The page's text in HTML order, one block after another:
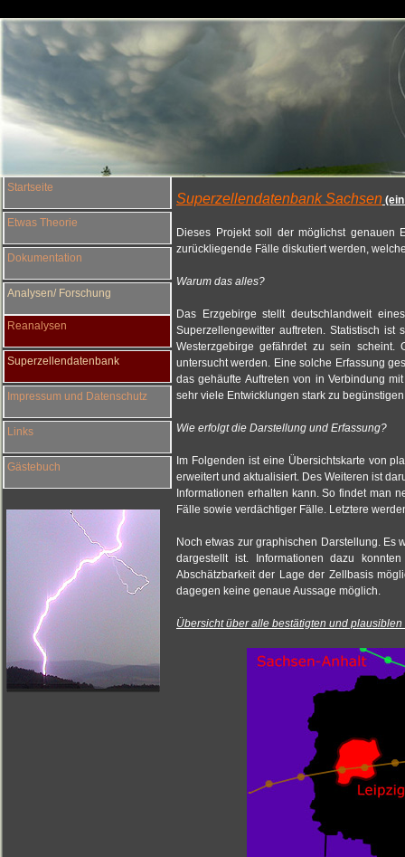
Startseite
Etwas Theorie
Dokumentation
Analysen/ Forschung
Reanalysen
Superzellendatenbank
Impressum und Datenschutz
Links
Gästebuch
Superzellendatenbank Sachsen
Dieses Projekt soll der möglichst genauen
zurückliegende Fälle diskutiert werden,
Warum das alles?
Das Erzgebirge stellt deutschlandweit
Superzellengewitter auftreten. Statistisch
Westerzgebirge gefährdet zu sein
untersucht werden. Eine solche Erfassung
das gehäufte Auftreten von in Verbindung
sehr viele Entwicklungen stark zu
Wie erfolgt die Darstellung und Erfassung?
Im Folgenden ist eine Übersichtskarte von
erweitert und aktualisiert. Des Weiteren ist
Informationen erhalten kann. So findet man
Fälle sowie verdächtiger Fälle. Letztere
Noch etwas zur graphischen Darstellung.
dargestellt ist. Informationen dazu
Abschätzbarkeit der Lage der Zellbasis
dagegen keine genaue Aussage möglich.
Übersicht über alle bestätigten und